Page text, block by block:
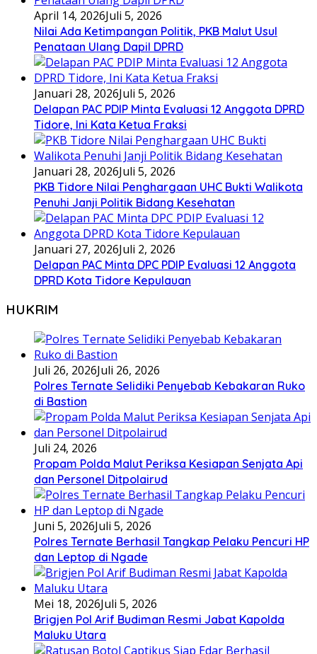
April 14, 2026Juli 5, 2026
Nilai Ada Ketimpangan Politik, PKB Malut Usul
Penataan Ulang Dapil DPRD
Januari 28, 2026Juli 5, 2026
Delapan PAC PDIP Minta Evaluasi 12 Anggota DPRD
Tidore, Ini Kata Ketua Fraksi
Januari 28, 2026Juli 5, 2026
PKB Tidore Nilai Penghargaan UHC Bukti Walikota
Penuhi Janji Politik Bidang Kesehatan
Januari 27, 2026Juli 2, 2026
Delapan PAC Minta DPC PDIP Evaluasi 12 Anggota
DPRD Kota Tidore Kepulauan
HUKRIM
Juli 26, 2026Juli 26, 2026
Polres Ternate Selidiki Penyebab Kebakaran Ruko
di Bastion
Juli 24, 2026
Propam Polda Malut Periksa Kesiapan Senjata Api
dan Personel Ditpolairud
Juni 5, 2026Juli 5, 2026
Polres Ternate Berhasil Tangkap Pelaku Pencuri HP
dan Leptop di Ngade
Mei 18, 2026Juli 5, 2026
Brigjen Pol Arif Budiman Resmi Jabat Kapolda
Maluku Utara